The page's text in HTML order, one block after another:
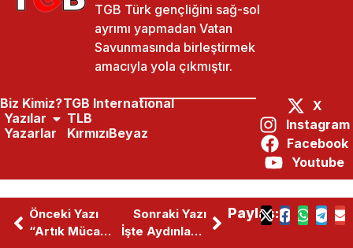
Önceki Yazı
“Artık Mücadele Karşı Devrime Karşı”
Sonraki Yazı
İşte Aydınlanma Sempozyumu Onur Konukları
Paylaş:
TGB Türk gençliğini sağ-sol
ayrımı yapmadan Vatan
Savunmasında birleştirmek
amacıyla yola çıkmıştır.
Biz Kimiz?
Yazılar
Yazarlar
TGB International
TLB
KırmızıBeyaz
X
Instagram
Facebook
Youtube